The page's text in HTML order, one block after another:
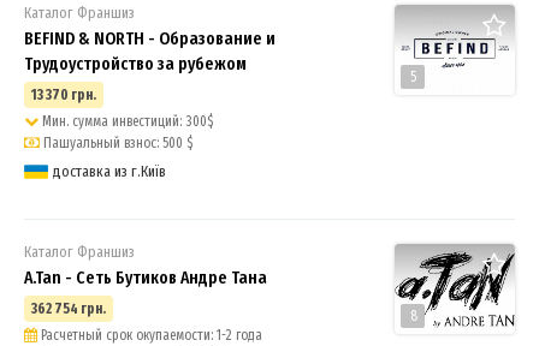
5
Каталог Франшиз
BEFIND & NORTH - Образование и
Трудоустройство за рубежом
13 370 грн.
Мин. сумма инвестиций: 300$
Пашуальный взнос: 500 $
доставка из г.Київ
8
Каталог Франшиз
A.Tan - Сеть Бутиков Андре Тана
362 754 грн.
Расчетный срок окупаемости: 1-2 года